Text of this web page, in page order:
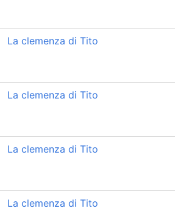
La clemenza di Tito
La clemenza di Tito
La clemenza di Tito
La clemenza di Tito